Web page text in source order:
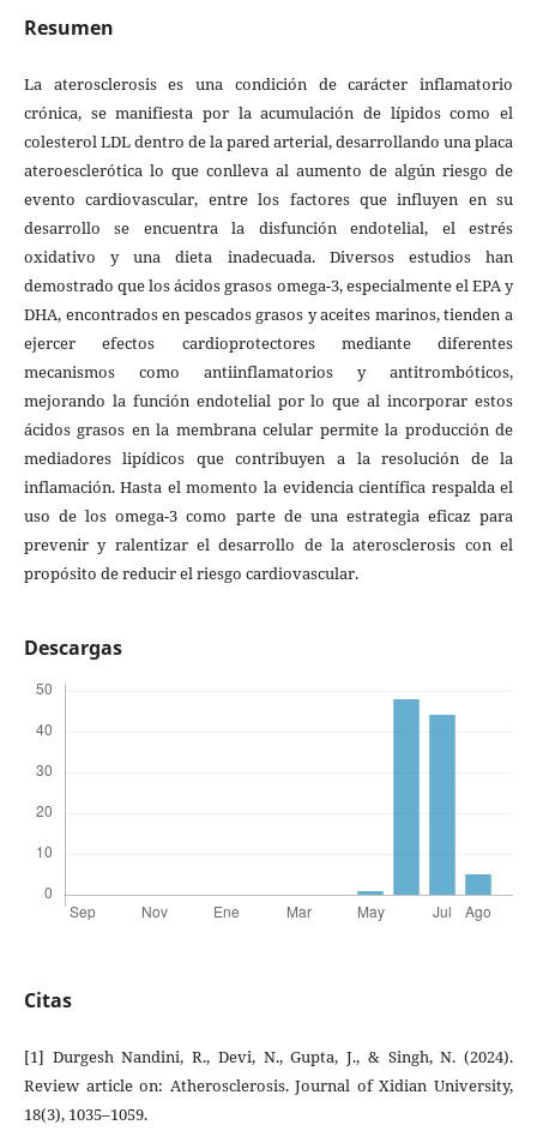
Resumen
La aterosclerosis es una condición de carácter inflamatorio
crónica, se manifiesta por la acumulación de lípidos como el
colesterol LDL dentro de la pared arterial, desarrollando una placa
ateroesclerótica lo que conlleva al aumento de algún riesgo de
evento cardiovascular, entre los factores que influyen en su
desarrollo se encuentra la disfunción endotelial, el estrés
oxidativo y una dieta inadecuada. Diversos estudios han
demostrado que los ácidos grasos omega-3, especialmente el EPA y
DHA, encontrados en pescados grasos y aceites marinos, tienden a
ejercer efectos cardioprotectores mediante diferentes
mecanismos como antiinflamatorios y antitrombóticos,
mejorando la función endotelial por lo que al incorporar estos
ácidos grasos en la membrana celular permite la producción de
mediadores lipídicos que contribuyen a la resolución de la
inflamación. Hasta el momento la evidencia científica respalda el
uso de los omega-3 como parte de una estrategia eficaz para
prevenir y ralentizar el desarrollo de la aterosclerosis con el
propósito de reducir el riesgo cardiovascular.
Descargas
Citas
[1] Durgesh Nandini, R., Devi, N., Gupta, J., & Singh, N. (2024).
Review article on: Atherosclerosis. Journal of Xidian University,
18(3), 1035–1059.